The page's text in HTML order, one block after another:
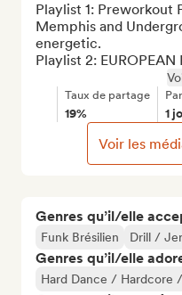
Genres qu’il/elle
Funk Brésilien Drill /
Genres qu’il/elle
Hard Dance / Hardcore
Playlist 1: Preworkout
Memphis and
energetic.
Playlist 2: EUROPEAN
Taux de partage
19% 1
Voir les